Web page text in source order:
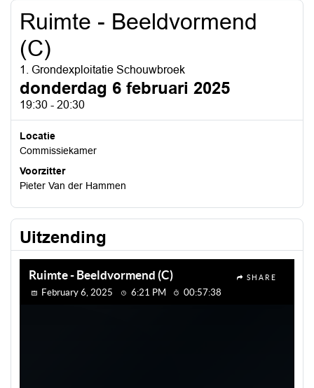
Ruimte - Beeldvormend
(C)
1. Grondexploitatie Schouwbroek
donderdag 6 februari 2025
19:30 - 20:30
Locatie
Commissiekamer
Voorzitter
Pieter Van der Hammen
Uitzending